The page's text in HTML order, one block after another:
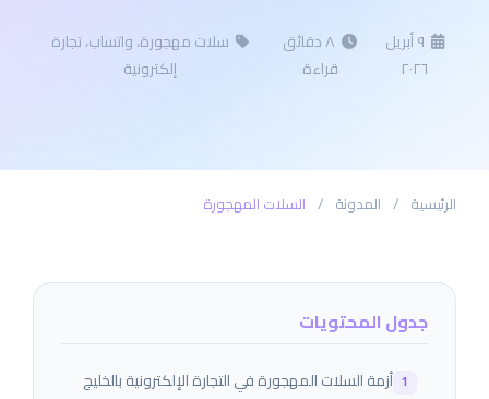
٩ أبريل
٢٠٢٦
٨ دقائق
قراءة
سلات مهجورة، واتساب، تجارة
إلكترونية
الرئيسية / المدونة / السلات المهجورة
جدول المحتويات
أزمة السلات المهجورة في التجارة الإلكترونية بالخليج